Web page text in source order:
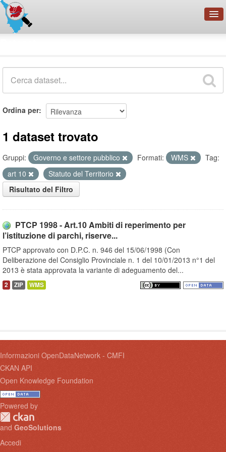
Organizzazioni
Ordina per
1 dataset trovato
Gruppi: Governo e settore pubblico Formati: WMS
Tag:
art 10
Statuto del Territorio
Risultato del Filtro
PTCP 1998 - Art.10 Ambiti di reperimento per
l’istituzione di parchi, riserve...
PTCP approvato con D.P.C. n. 946 del 15/06/1998 (Con
Deliberazione del Consiglio Provinciale n. 1 del 10/01/2013 n°1 del
2013 è stata approvata la variante di adeguamento del...
2 ZIP WMS
Informazioni OpenDataNetwork - CMFI
CKAN API
Open Knowledge Foundation
Powered by
and GeoSolutions
Accedi